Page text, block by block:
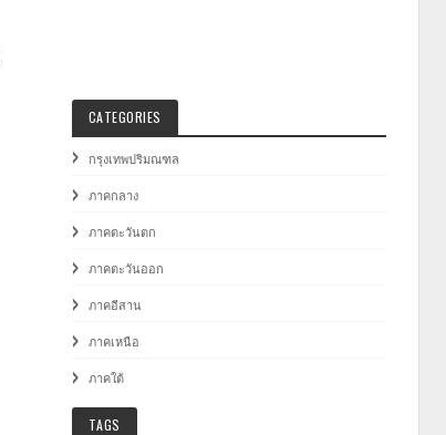
CATEGORIES
กรุงเทพปริมณฑล
ภาคกลาง
ภาคตะวันตก
ภาคตะวันออก
ภาคอีสาน
ภาคเหนือ
ภาคใต้
TAGS